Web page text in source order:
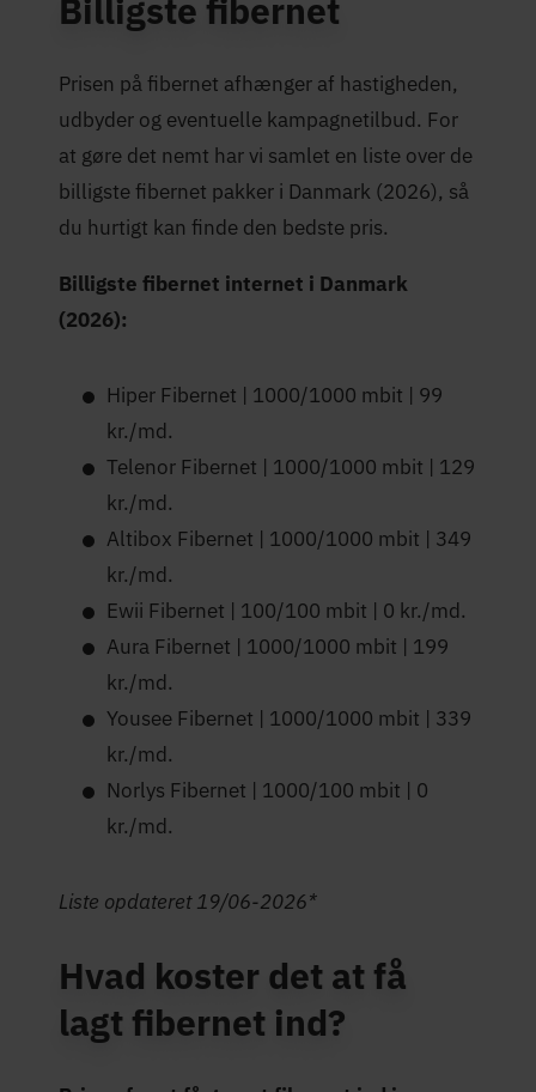
Maksimal hastighed
Trustpilot-score 4,5 stjerner
Billigste fibernet
Prisen på fibernet afhænger af hastigheden,
udbyder og eventuelle kampagnetilbud. For
at gøre det nemt har vi samlet en liste over de
billigste fibernet pakker i Danmark (2026), så
du hurtigt kan finde den bedste pris.
Billigste fibernet internet i Danmark
(2026):
Hiper Fibernet | 1000/1000 mbit | 99
kr./md.
Telenor Fibernet | 1000/1000 mbit | 129
kr./md.
Altibox Fibernet | 1000/1000 mbit | 349
kr./md.
Ewii Fibernet | 100/100 mbit | 0 kr./md.
Aura Fibernet | 1000/1000 mbit | 199
kr./md.
Yousee Fibernet | 1000/1000 mbit | 339
kr./md.
Norlys Fibernet | 1000/100 mbit | 0
kr./md.
Liste opdateret 19/06-2026*
Hvad koster det at få
lagt fibernet ind?